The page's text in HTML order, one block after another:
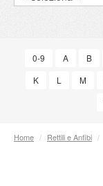
0-9 A B
K
L M
Home / Rettili e Anfibi /